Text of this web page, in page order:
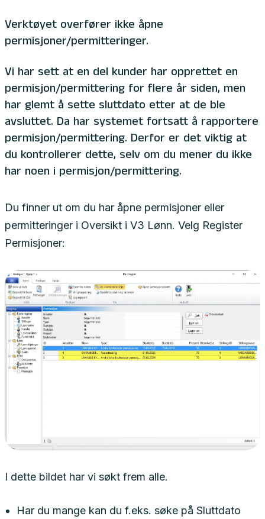
Verktøyet overfører ikke åpne
permisjoner/permitteringer.
Vi har sett at en del kunder har opprettet en
permisjon/permittering for flere år siden, men
har glemt å sette sluttdato etter at de ble
avsluttet. Da har systemet fortsatt å rapportere
permisjon/permittering. Derfor er det viktig at
du kontrollerer dette, selv om du mener du ikke
har noen i permisjon/permittering.
Du finner ut om du har åpne permisjoner eller
permitteringer i Oversikt i V3 Lønn. Velg Register
Permisjoner:
I dette bildet har vi søkt frem alle.
Har du mange kan du f.eks. søke på Sluttdato